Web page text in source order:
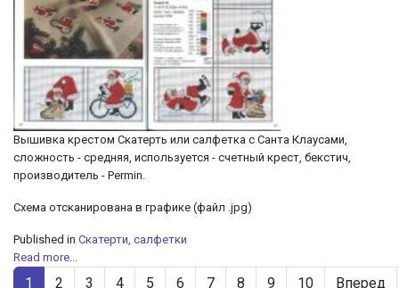
Вышивка крестом Скатерть или салфетка с Санта Клаусами,
сложность - средняя, используется - счетный крест, бекстич,
производитель - Permin.
Схема отсканирована в графике (файл .jpg)
Published in Скатерти, салфетки
Read more...
1 2 3 4 5 6 7 8 9 10 Вперед